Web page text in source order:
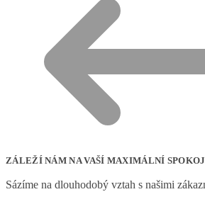
ZÁLEŽÍ NÁM NA VAŠÍ MAXIMÁLNÍ
Sázíme na dlouhodobý vztah s našimi